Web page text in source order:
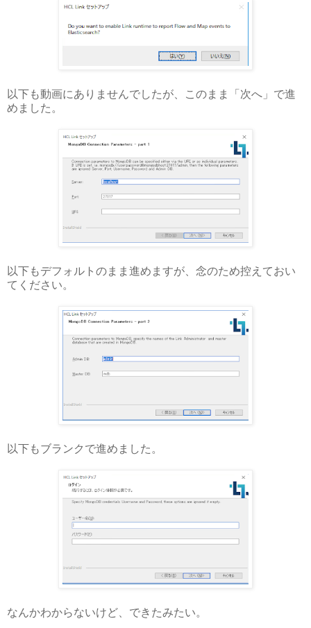
以下も動画にありませんでしたが、このまま「次へ」で進
めました。
以下もデフォルトのまま進めますが、念のため控えておい
てください。
以下もブランクで進めました。
なんかわからないけど、できたみたい。